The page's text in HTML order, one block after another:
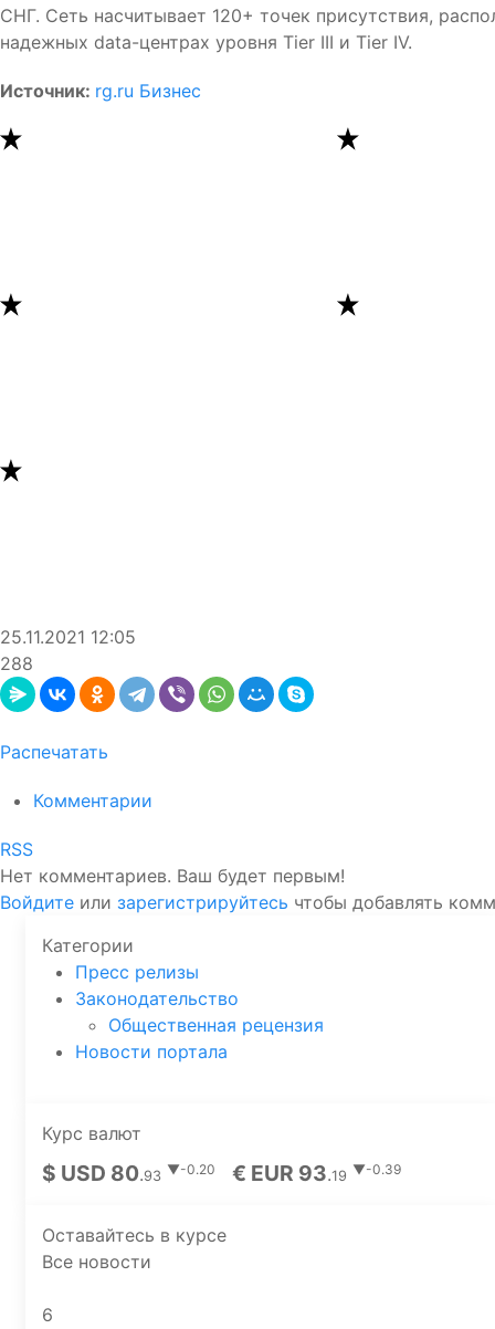
СНГ. Сеть насчитывает 120+ точек присутствия,
надежных data-центрах уровня Tier III и Tier IV.
Источник: rg.ru Бизнес
25.11.2021 12:05
288
Распечатать
Комментарии
RSS
Нет комментариев. Ваш будет первым!
Войдите или зарегистрируйтесь чтобы добавлять
Категории
Пресс релизы
Законодательство
Общественная рецензия
Новости портала
Курс валют
$ USD 80.93 ▼-0.20 € EUR 93.19 ▼-0.39
Оставайтесь в курсе
Все новости
6